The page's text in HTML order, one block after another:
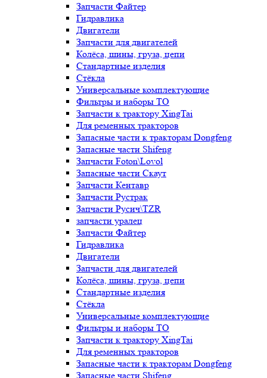
Запчасти Файтер
Гидравлика
Двигатели
Запчасти для двигателей
Колёса, шины, груза, цепи
Стандартные изделия
Стёкла
Универсальные комплектующие
Фильтры и наборы ТО
Запчасти к трактору XingTai
Для ременных тракторов
Запасные части к тракторам Dongfeng
Запасные части Shifeng
Запчасти Foton\Lovol
Запасные части Скаут
Запчасти Кентавр
Запчасти Рустрак
Запчасти Русич\TZR
запчасти уралец
Запчасти Файтер
Гидравлика
Двигатели
Запчасти для двигателей
Колёса, шины, груза, цепи
Стандартные изделия
Стёкла
Универсальные комплектующие
Фильтры и наборы ТО
Запчасти к трактору XingTai
Для ременных тракторов
Запасные части к тракторам Dongfeng
Запасные части Shifeng